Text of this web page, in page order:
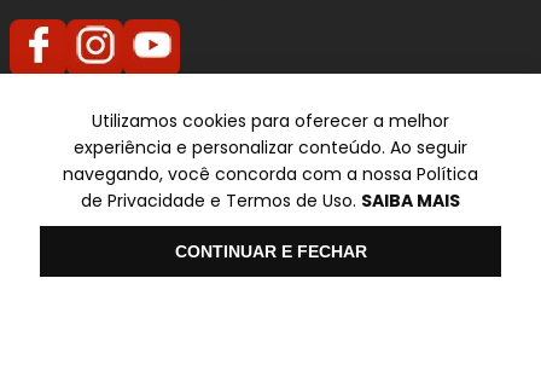
Televendas
SP
✆ (11) 3014-0507
Utilizamos cookies para oferecer a melhor
experiência e personalizar conteúdo. Ao seguir
navegando, você concorda com a nossa Política
de Privacidade e Termos de Uso. SAIBA MAIS
CONTINUAR E FECHAR